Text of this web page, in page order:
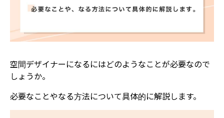
空間デザイナーになるにはどのようなことが必要なので
しょうか。
必要なことやなる方法について具体的に解説します。